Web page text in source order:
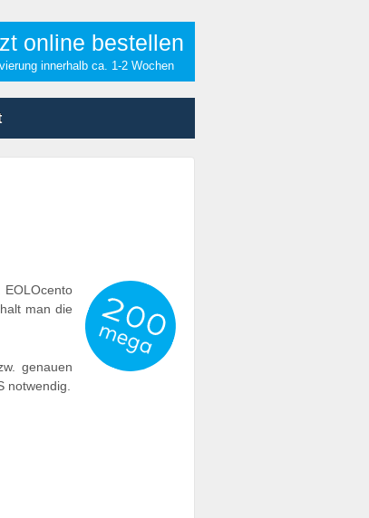
online bestellen
innerhalb ca. 1-2 Wochen
EOLOcento
man die
genauen
notwendig.